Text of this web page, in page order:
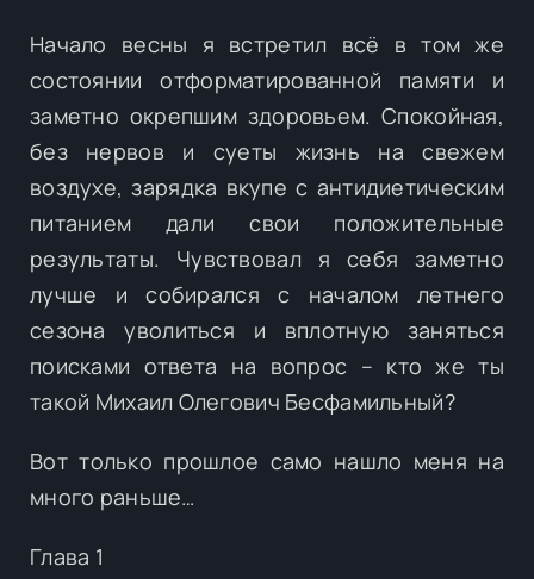
Начало весны я встретил всё в том же
состоянии отформатированной памяти и
заметно окрепшим здоровьем. Спокойная,
без нервов и суеты жизнь на свежем
воздухе, зарядка вкупе с антидиетическим
питанием дали свои положительные
результаты. Чувствовал я себя заметно
лучше и собирался с началом летнего
сезона уволиться и вплотную заняться
поисками ответа на вопрос – кто же ты
такой Михаил Олегович Бесфамильный?
Вот только прошлое само нашло меня на
много раньше…
Глава 1